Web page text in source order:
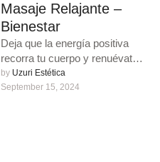
Masaje Relajante –
Bienestar
Deja que la energía positiva
recorra tu cuerpo y renuévate
con nuestro masaje corporal
para una piel radiante. …
by Uzuri Estética
September 15, 2024